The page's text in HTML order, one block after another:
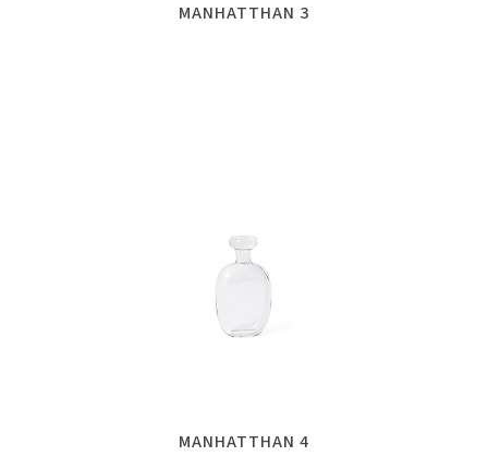
MANHATTHAN 3
MANHATTHAN 4